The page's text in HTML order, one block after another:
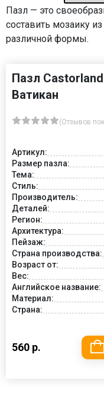
Пазл — это
составить мозаику
различной формы.
Пазл
Ватикан
(Отзывов
Артикул:
Размер пазла:
Тема:
Стиль:
Производитель:
Деталей:
Регион:
Архитектура:
Пейзаж:
Страна производства:
Возраст от:
Вес:
Английское название:
Материал:
Страна:
560 р.